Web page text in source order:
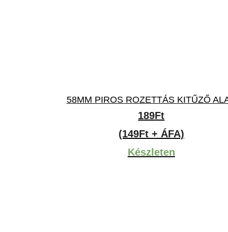
58MM PIROS ROZETTÁS KITŰZŐ
189Ft
(149Ft + ÁFA)
Készleten